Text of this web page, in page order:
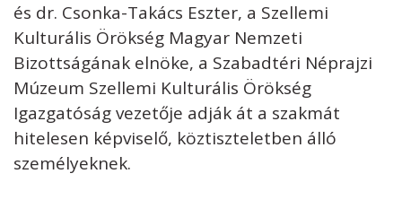
és dr. Csonka-Takács Eszter, a Szellemi
Kulturális Örökség Magyar Nemzeti
Bizottságának elnöke, a Szabadtéri Néprajzi
Múzeum Szellemi Kulturális Örökség
Igazgatóság vezetője adják át a szakmát
hitelesen képviselő, köztiszteletben álló
személyeknek.